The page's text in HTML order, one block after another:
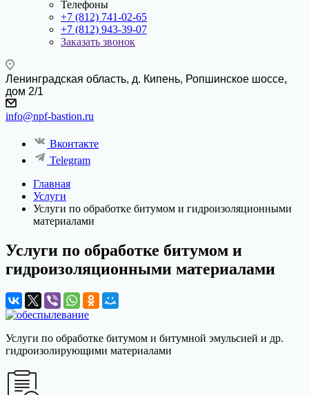
Телефоны
+7 (812) 741-02-65
+7 (812) 943-39-07
Заказать звонок
Ленинградская область, д. Кипень, Ропшинское шоссе,
дом 2/1
info@npf-bastion.ru
Вконтакте
Telegram
Главная
Услуги
Услуги по обработке битумом и гидроизоляционными
материалами
Услуги по обработке битумом и
гидроизоляционными материалами
Услуги по обработке битумом и битумной эмульсией и др.
гидроизолирующими материалами